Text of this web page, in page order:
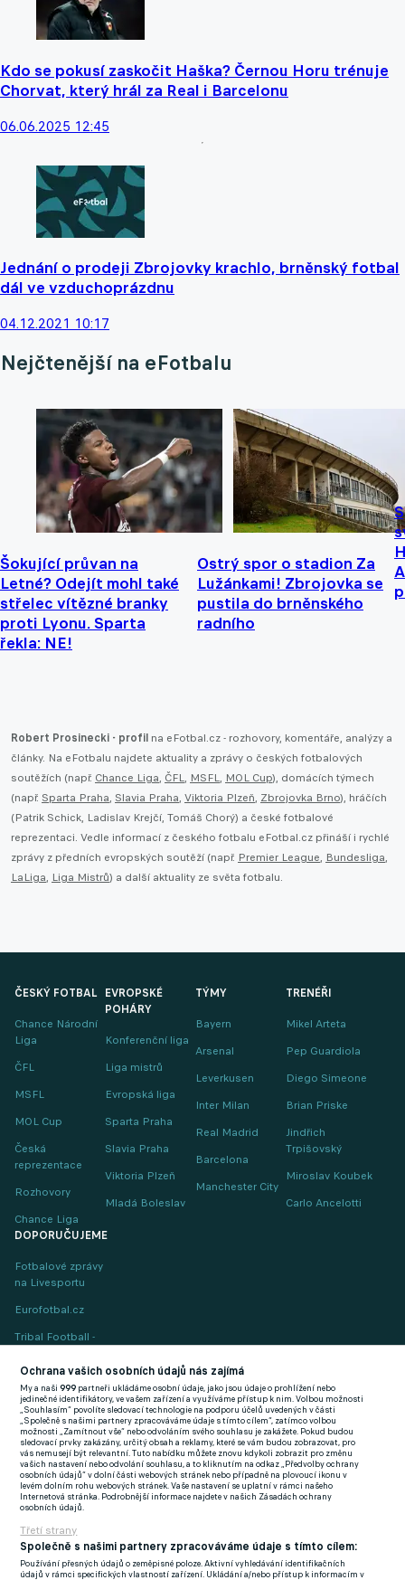
Kdo se pokusí zaskočit Haška? Černou Horu trénuje
Chorvat, který hrál za Real i Barcelonu
06.06.2025 12:45
Jednání o prodeji Zbrojovky krachlo, brněnský fotbal
dál ve vzduchoprázdnu
04.12.2021 10:17
Nejčtenější na eFotbalu
Šokující průvan na
Letné? Odejít mohl také
střelec vítězné branky
proti Lyonu. Sparta
řekla: NE!
Ostrý spor o stadion Za
Lužánkami! Zbrojovka se
pustila do brněnského
radního
Robert Prosinecki - profil na eFotbal.cz - rozhovory, komentáře, analýzy a
články. Na eFotbalu najdete aktuality a zprávy o českých fotbalových
soutěžích (např. Chance Liga, ČFL, MSFL, MOL Cup), domácích týmech
(např. Sparta Praha, Slavia Praha, Viktoria Plzeň, Zbrojovka Brno), hráčích
(Patrik Schick, Ladislav Krejčí, Tomáš Chorý) a české fotbalové
reprezentaci. Vedle informací z českého fotbalu eFotbal.cz přináší i rychlé
zprávy z předních evropských soutěží (např. Premier League, Bundesliga,
LaLiga, Liga Mistrů) a další aktuality ze světa fotbalu.
ČESKÝ FOTBAL
Chance Národní
Liga
ČFL
MSFL
MOL Cup
Česká
reprezentace
Rozhovory
Chance Liga
EVROPSKÉ
POHÁRY
Konferenční liga
Liga mistrů
Evropská liga
Sparta Praha
Slavia Praha
Viktoria Plzeň
Mladá Boleslav
TÝMY
Bayern
Arsenal
Leverkusen
Inter Milan
Real Madrid
Barcelona
Manchester City
TRENÉŘI
Mikel Arteta
Pep Guardiola
Diego Simeone
Brian Priske
Jindřich
Trpišovský
Miroslav Koubek
Carlo Ancelotti
DOPORUČUJEME
Fotbalové zprávy
na Livesportu
Eurofotbal.cz
Tribal Football -
(EN)
FlashFutbal (SK)
Tenisportal.cz
Tenisové zprávy
na Livesportu
Podmínky užití GDPR a žurnalistika
Ochrana vašich osobních údajů nás zajímá
My a naši999 partneři ukládáme osobní údaje, jako jsou údaje o prohlížení nebo
jedinečné identifikátory, ve vašem zařízení a využíváme přístup k nim. Volbou možnosti
„Souhlasím“ povolíte sledovací technologie na podporu účelů uvedených v části
„Společně s našimi partnery zpracováváme údaje s tímto cílem“, zatímco volbou
možnosti „Zamítnout vše“ nebo odvoláním svého souhlasu je zakážete. Pokud budou
sledovací prvky zakázány, určitý obsah a reklamy, které se vám budou zobrazovat, pro
vás nemusejí být relevantní. Tuto nabídku můžete znovu kdykoli zobrazit pro změnu
vašich nastavení nebo odvolání souhlasu, a to kliknutím na odkaz „Předvolby ochrany
osobních údajů“ v dolní části webových stránek nebo případně na plovoucí ikonu v
levém dolním rohu webových stránek. Vaše nastavení se uplatní v rámci našeho
Internetová stránka. Podrobnější informace najdete v našich Zásadách ochrany
osobních údajů.
Třetí strany
Společně s našimi partnery zpracováváme údaje s tímto cílem:
Používání přesných údajů o zeměpisné poloze. Aktivní vyhledávání identifikačních
údajů v rámci specifických vlastností zařízení. Ukládání a/nebo přístup k informacím v